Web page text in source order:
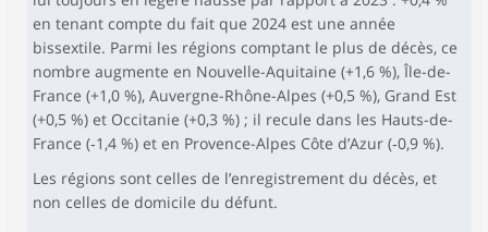
en tenant compte du fait que 2024 est une année
bissextile. Parmi les régions comptant le plus de décès, ce
nombre augmente en Nouvelle-Aquitaine (+1,6 %), Île-de-
France (+1,0 %), Auvergne-Rhône-Alpes (+0,5 %), Grand Est
(+0,5 %) et Occitanie (+0,3 %) ; il recule dans les Hauts-de-
France (‑1,4 %) et en Provence-Alpes Côte d’Azur (‑0,9 %).
Les régions sont celles de l’enregistrement du décès, et
non celles de domicile du défunt.